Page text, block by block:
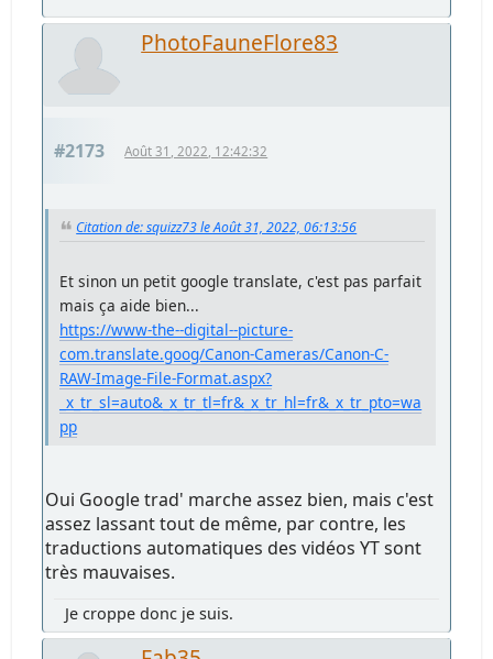
PhotoFauneFlore83
#2173 Août 31, 2022, 12:42:32
Citation de: squizz73 le Août 31, 2022, 06:13:56
Et sinon un petit google translate, c'est pas parfait
mais ça aide bien...
https://www-the--digital--picture-
com.translate.goog/Canon-Cameras/Canon-C-
RAW-Image-File-Format.aspx?
_x_tr_sl=auto&_x_tr_tl=fr&_x_tr_hl=fr&_x_tr_pto=wa
pp
Oui Google trad' marche assez bien, mais c'est
assez lassant tout de même, par contre, les
traductions automatiques des vidéos YT sont
très mauvaises.
Je croppe donc je suis.